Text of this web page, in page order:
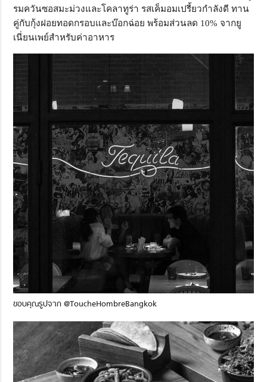
รมควันซอสมะม่วงและโคลาทูร่า รสเค็มอมเปรี้ยวกำลังดี ทาน
คู่กับกุ้งฝอยทอดกรอบและบ๊อกฉ่อย พร้อมส่วนลด 10% จากยู
เนี่ยนเพย์สำหรับค่าอาหาร
ขอบคุณรูปจาก @ToucheHombreBangkok